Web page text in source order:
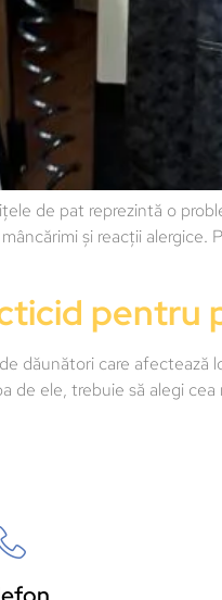
de pat reprezintă o
și reacții
dăunători care
de ele, trebuie să alegi